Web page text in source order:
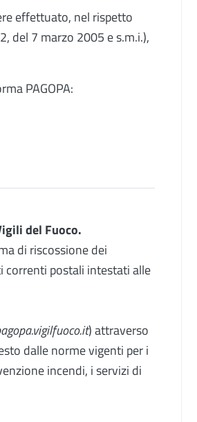
effettuato, nel rispetto
del 7 marzo 2005 e s.m.i.),
PAGOPA:
del Fuoco.
di riscossione dei
correnti postali intestati alle
) attraverso
dalle norme vigenti per i
incendi, i servizi di